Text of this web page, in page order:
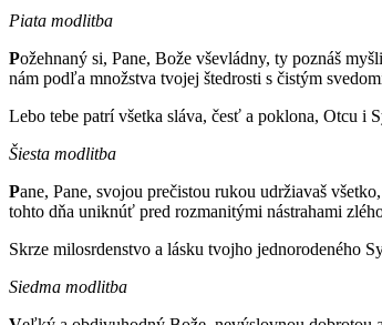
Piata modlitba
Požehnaný si, Pane, Bože vševládny, ty poznáš
nám podľa množstva tvojej štedrosti s čistým
Lebo tebe patrí všetka sláva, česť a poklona, Otcu i
Šiesta modlitba
Pane, Pane, svojou prečistou rukou udržiavaš
tohto dňa uniknúť pred rozmanitými nástrahami
Skrze milosrdenstvo a lásku tvojho jednorodeného
Siedma modlitba